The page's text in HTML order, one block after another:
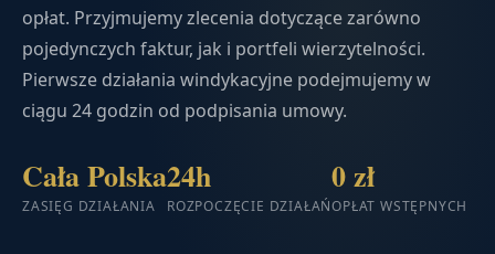
opłat. Przyjmujemy zlecenia dotyczące zarówno
pojedynczych faktur, jak i portfeli wierzytelności.
Pierwsze działania windykacyjne podejmujemy w
ciągu 24 godzin od podpisania umowy.
Cała Polska
ZASIĘG DZIAŁANIA
24h
ROZPOCZĘCIE DZIAŁAŃ
0 zł
OPŁAT WSTĘPNYCH